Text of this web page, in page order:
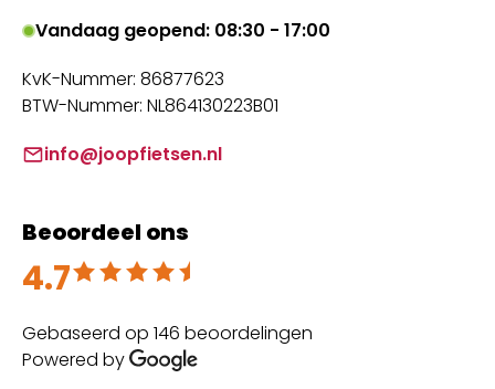
Vandaag geopend: 08:30 - 17:00
KvK-Nummer: 86877623
BTW-Nummer: NL864130223B01
info@joopfietsen.nl
Beoordeel ons
4.7
Beoordeeld met 4.7 uit 5
Gebaseerd op 146 beoordelingen
Powered by